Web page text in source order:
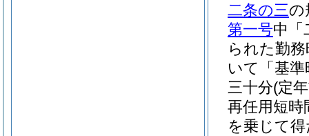
二条の三の
第一号中「
られた勤
いて「基
三十分(定
再任用短時
を乗じて